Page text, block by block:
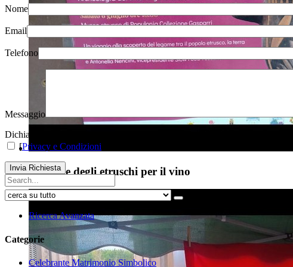
Passione degli etruschi per il vino
Nome
Email
Telefono
Messaggio
Dichiaro di aver preso visione dell'informativa ai sensi dell'art.13 del
[Privacy e Condizioni
Invia Richiesta
Ricerca Avanzata
Categorie
Celebrante Matrimonio Simbolico